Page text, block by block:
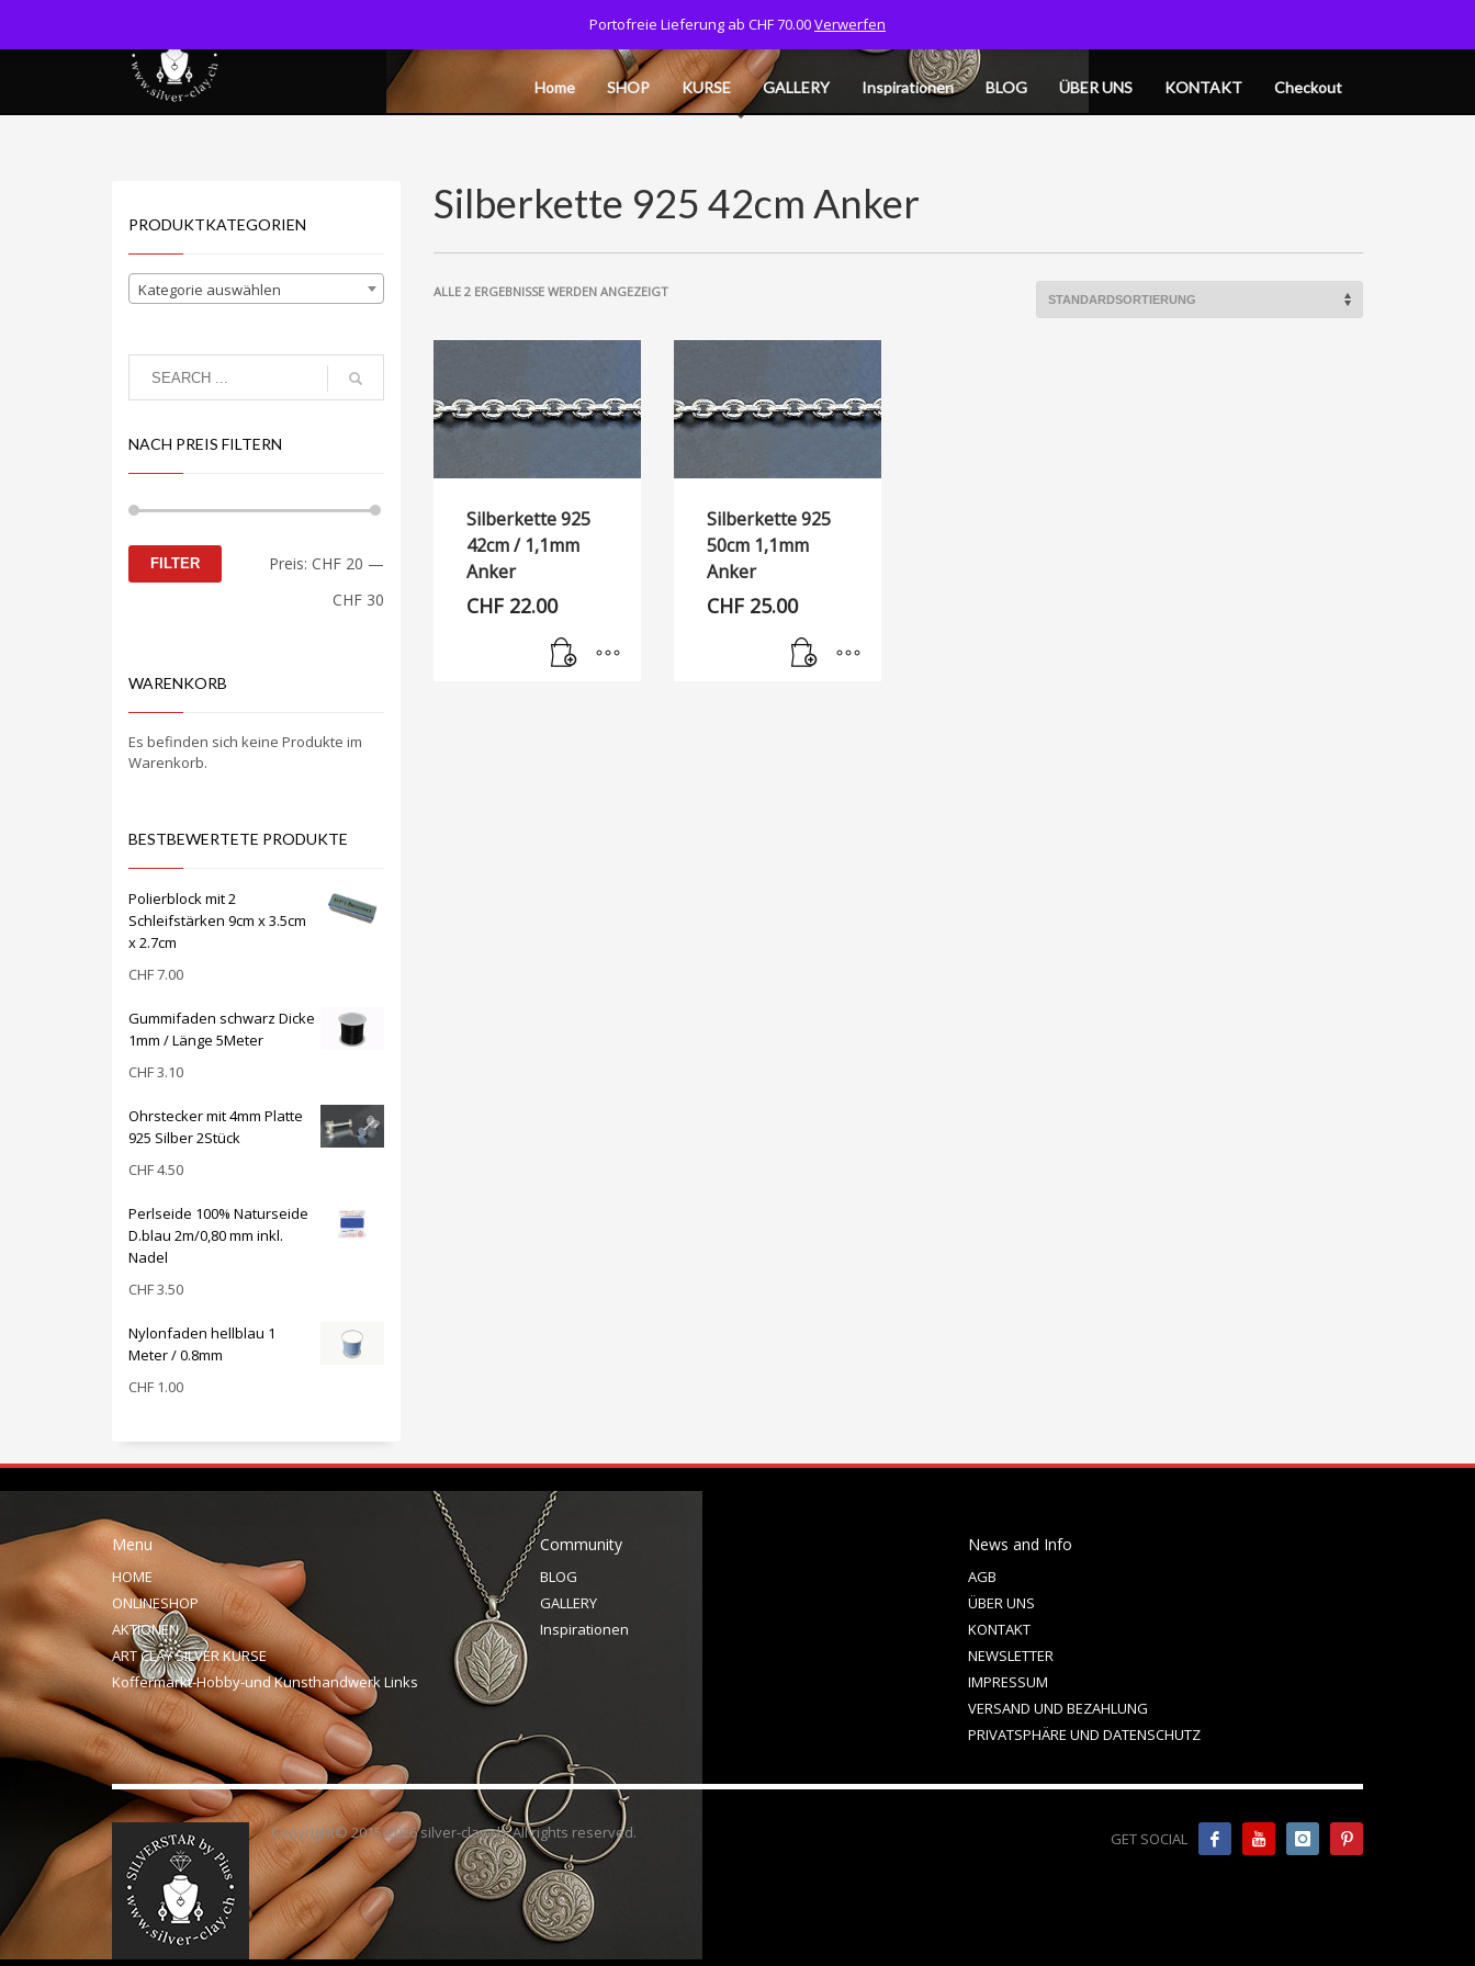
Tel: 077 532 06 40 CART MY ACCOUNT
Home SHOP KURSE GALLERY Inspirationen BLOG ÜBER UNS KONTAKT Checkout
Silberkette 925 42cm Anker
ALLE 2 ERGEBNISSE WERDEN ANGEZEIGT
Silberkette 925
42cm / 1,1mm
Anker
CHF22.00
Silberkette 925
50cm 1,1mm
Anker
CHF25.00
PRODUKTKATEGORIEN
Kategorie auswählen
NACH PREIS FILTERN
FILTER Preis: CHF 20 —
CHF 30
WARENKORB
Es befinden sich keine Produkte im
Warenkorb.
BESTBEWERTETE PRODUKTE
Polierblock mit 2
Schleifstärken 9cm x 3.5cm
x 2.7cm
CHF7.00
Gummifaden schwarz Dicke
1mm / Länge 5Meter
CHF3.10
Ohrstecker mit 4mm Platte
925 Silber 2Stück
CHF4.50
Perlseide 100% Naturseide
D.blau 2m/0,80 mm inkl.
Nadel
CHF3.50
Nylonfaden hellblau 1
Meter / 0.8mm
CHF 1.00
Menu
HOME
ONLINESHOP
AKTIONEN
ART CLAY SILVER KURSE
Koffermarkt-Hobby-und Kunsthandwerk Links
Community
BLOG
GALLERY
Inspirationen
News and Info
AGB
ÜBER UNS
KONTAKT
NEWSLETTER
IMPRESSUM
VERSAND UND BEZAHLUNG
PRIVATSPHÄRE UND DATENSCHUTZ
GET SOCIAL
Copyright© 2015-2026 silver-clay.ch. All rights reserved.
Portofreie Lieferung ab CHF 70.00Verwerfen